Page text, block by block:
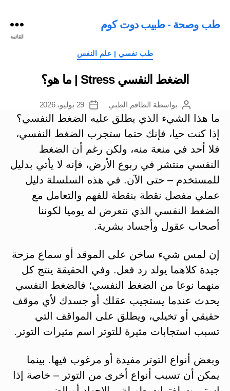
طب وصحة - طبيب دوت كوم
القائمة
التصنيفات
طب نفسي | علم النفس
الضغط النفسي Stress | ما هو؟
كاتب
المقالة
بواسطة الطاقم الطبي
تاريخ
المقالة
29 يوليو، 2026
ما هذا الشيء الذي يطلق عليه الضغط النفسي؟
إذا كنت حيا، فإنك حتما ستجرب الضغط النفسي،
فلا أحد في منعة منه، ولكن رغم أن الضغط
النفسي منتشر في ربوع الأرض، فإنه لا يأتي بدليل
للمستخدم – حتى الآن. في هذه السلسلة دليل
عملي مفصل نقطة بنقطة للفهم والتعامل مع
الضغط النفسي الذي نتعرض له يوميا لكوننا
أصحاب عقول وأجساد بشرية.
إن لمس شيء ساخن على الموقد أو سماع مزحة
جيدة كلاهما يولد رد فعل. وفي الحقيقة ينتج كل
منهما نوعا من الضغط النفسي؛ فالضغط النفسي
يحدث عندما يستجيب عقلك أو جسدك لأي موقف
حقيقي أو تخيلي، ويطلق على المواقف التي
تسبب استجابات مثيرة للتوتر اسم مثيرات التوتر.
وبعض أنواع التوتر مفيدة أو مرغوب فيها. بينما
يمكن أن تسبب أنواع أخرى من التوتر – خاصة إذا